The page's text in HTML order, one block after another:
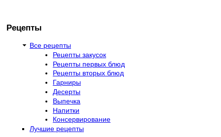
Рецепты
Все рецепты
Рецепты закусок
Рецепты первых блюд
Рецепты вторых блюд
Гарниры
Десерты
Выпечка
Напитки
Консервирование
Лучшие рецепты